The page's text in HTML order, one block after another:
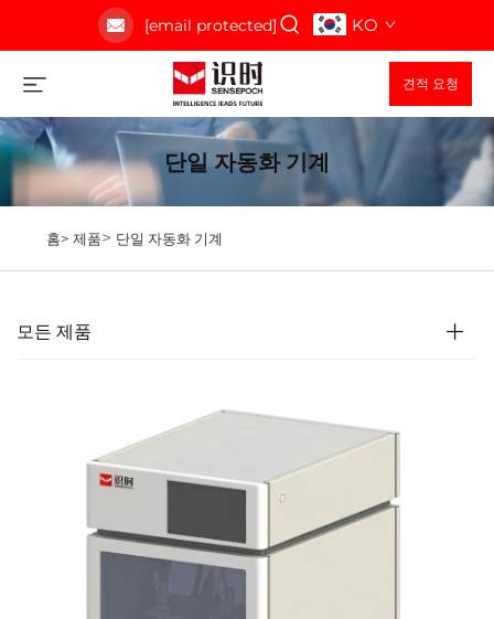
[email protected] KO
견적 요청
단일 자동화 기계
홈> 제품> 단일 자동화 기계
모든 제품